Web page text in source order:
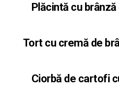
Plăcintă cu
Tort cu cremă de
Ciorbă de cartofi